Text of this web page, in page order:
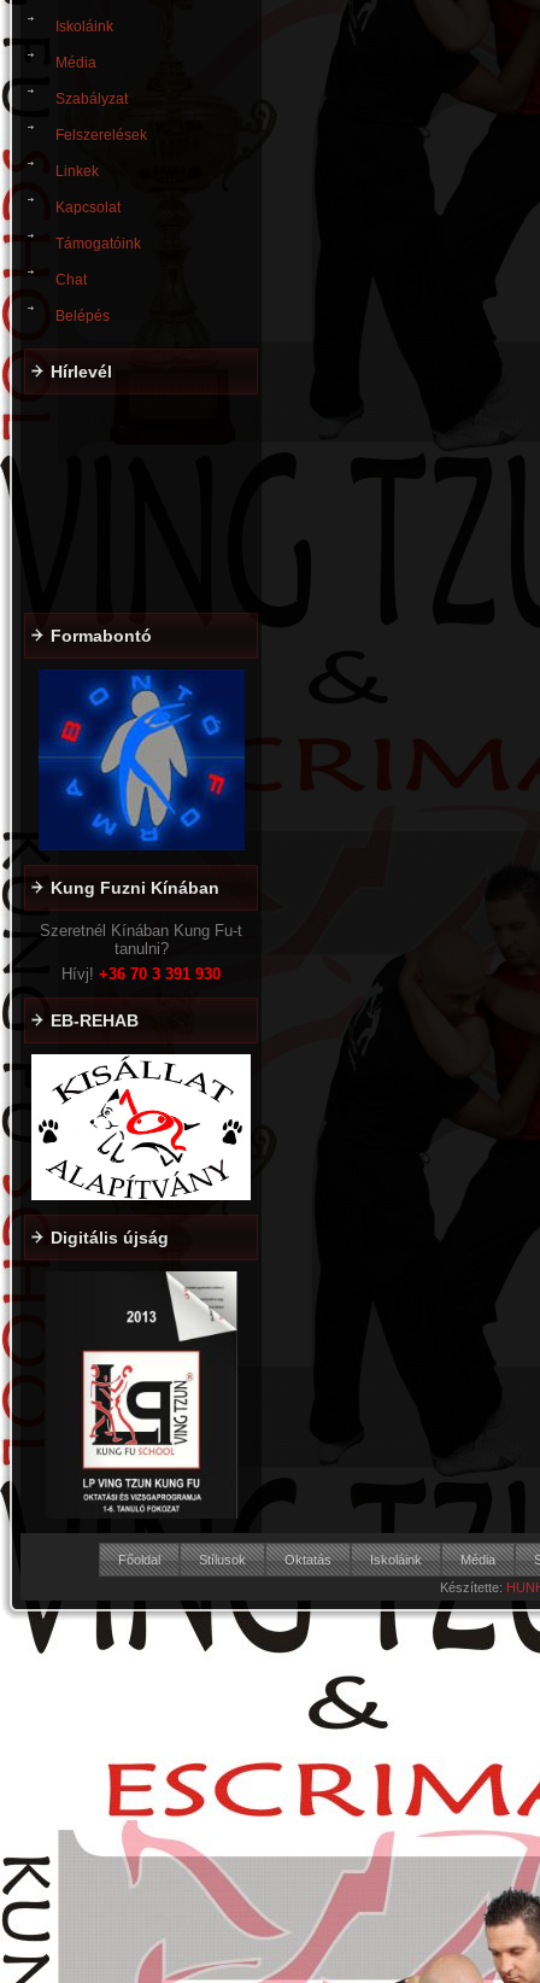
Iskoláink
Média
Szabályzat
Felszerelések
Linkek
Kapcsolat
Támogatóink
Chat
Belépés
Hírlevél
Formabontó
Kung Fuzni Kínában
Szeretnél Kínában Kung Fu-t
tanulni?
Hívj! +36 70 3 391 930
EB-REHAB
Digitális újság
Főoldal Stílusok Oktatás Iskoláink Média
Készítette: